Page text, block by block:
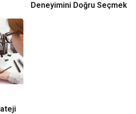
Deneyimini Doğru Seçmek